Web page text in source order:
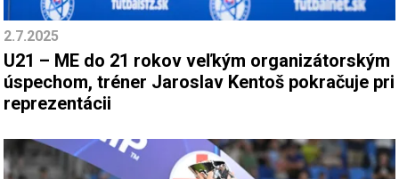
2.7.2025
U21 – ME do 21 rokov veľkým organizátorským
úspechom, tréner Jaroslav Kentoš pokračuje pri
reprezentácii